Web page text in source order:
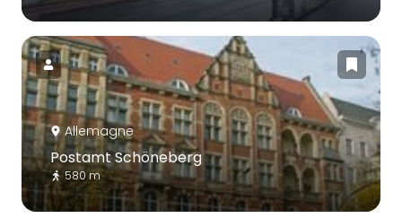
Allemagne
Postamt Schöneberg
580 m